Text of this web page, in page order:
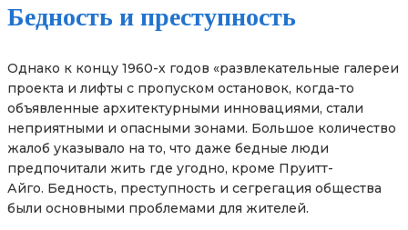
Бедность и преступность
Однако к концу 1960-х годов «развлекательные галереи
проекта и лифты с пропуском остановок, когда-то
объявленные архитектурными инновациями, стали
неприятными и опасными зонами. Большое количество
жалоб указывало на то, что даже бедные люди
предпочитали жить где угодно, кроме Пруитт-
Айго. Бедность, преступность и сегрегация общества
были основными проблемами для жителей.